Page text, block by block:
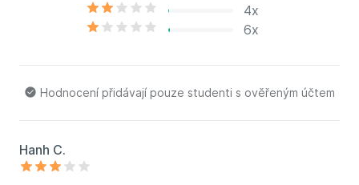
4x
6x
Hodnocení přidávají pouze studenti s ověřeným účtem
Hanh C.